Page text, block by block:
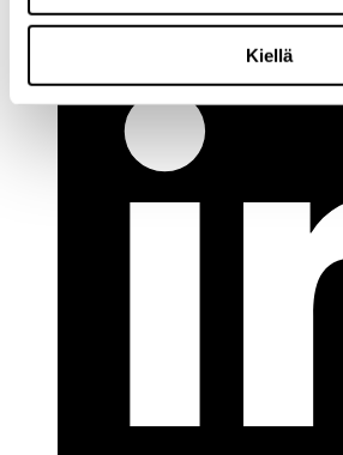
Kiellä
Facebook